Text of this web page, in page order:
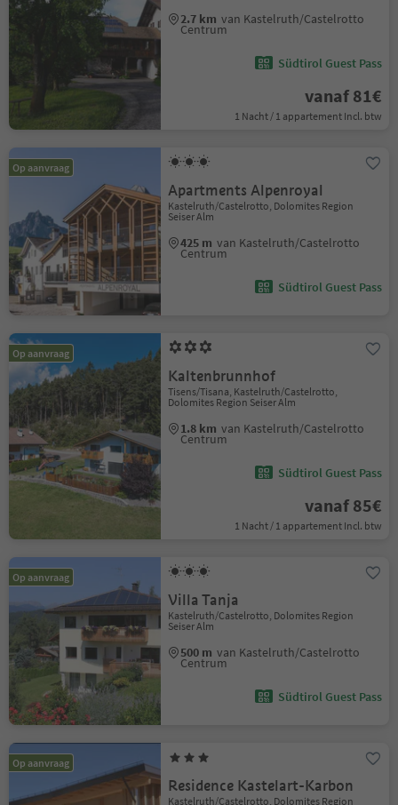
2.7 km van Kastelruth/Castelrotto
Centrum
Südtirol Guest Pass
vanaf 81€
1 Nacht / 1 appartement Incl. btw
Op aanvraag
Apartments Alpenroyal
Kastelruth/Castelrotto, Dolomites Region
Seiser Alm
425 m van Kastelruth/Castelrotto
Centrum
Südtirol Guest Pass
Op aanvraag
Kaltenbrunnhof
Tisens/Tisana, Kastelruth/Castelrotto,
Dolomites Region Seiser Alm
1.8 km van Kastelruth/Castelrotto
Centrum
Südtirol Guest Pass
vanaf 85€
1 Nacht / 1 appartement Incl. btw
Op aanvraag
Villa Tanja
Kastelruth/Castelrotto, Dolomites Region
Seiser Alm
500 m van Kastelruth/Castelrotto
Centrum
Südtirol Guest Pass
Op aanvraag
Residence Kastelart-Karbon
Kastelruth/Castelrotto, Dolomites Region